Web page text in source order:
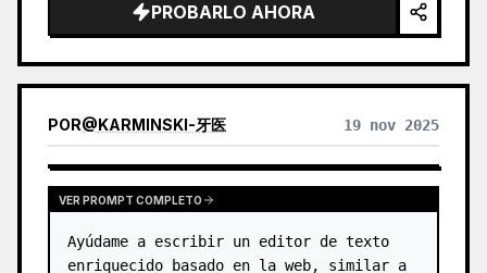
PROBARLO AHORA
POR@KARMINSKI-牙医 19 nov 2025
VER PROMPT COMPLETO
Ayúdame a escribir un editor de texto